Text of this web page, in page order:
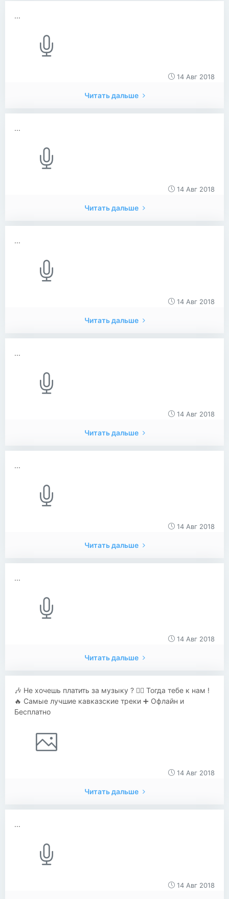
...
14 Авг 2018
Читать дальше
...
14 Авг 2018
Читать дальше
...
14 Авг 2018
Читать дальше
...
14 Авг 2018
Читать дальше
...
14 Авг 2018
Читать дальше
...
14 Авг 2018
Читать дальше
🎶 Не хочешь платить за музыку ? 👉🏼 Тогда тебе к нам !
🔥 Самые лучшие кавказские треки ➕ Офлайн и
Бесплатно
14 Авг 2018
Читать дальше
...
14 Авг 2018